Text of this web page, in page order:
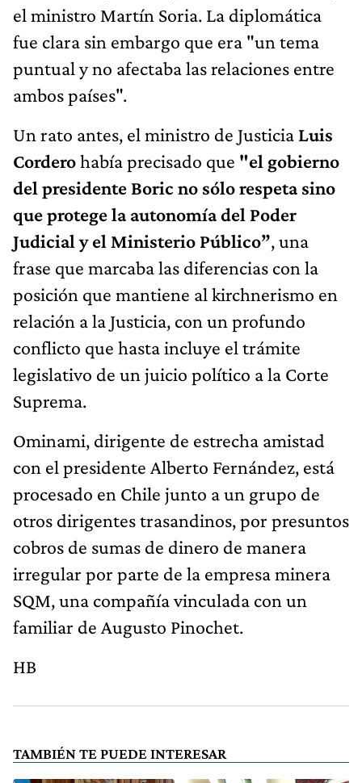
el ministro Martín Soria. La diplomática
fue clara sin embargo que era "un tema
puntual y no afectaba las relaciones entre
ambos países".
Un rato antes, el ministro de Justicia Luis
Corderohabía precisado que "el gobierno
del presidente Boric no sólo respeta sino
que protege la autonomía del Poder
Judicial y el Ministerio Público”, una
frase que marcaba las diferencias con la
posición que mantiene al kirchnerismo en
relación a la Justicia, con un profundo
conflicto que hasta incluye el trámite
legislativo de un juicio político a la Corte
Suprema.
Ominami, dirigente de estrecha amistad
con el presidente Alberto Fernández, está
procesado en Chile junto a un grupo de
otros dirigentes trasandinos, por presuntos
cobros de sumas de dinero de manera
irregular por parte de la empresa minera
SQM, una compañía vinculada con un
familiar de Augusto Pinochet.
HB
TAMBIÉN TE PUEDE INTERESAR